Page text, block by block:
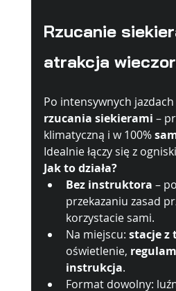
Rzucanie
atrakcja
Po intensywnych
rzucania siekierami –
klimatyczną i w 100%
Idealnie łączy się z
Jak to działa?
Bez instruktora –
przekazaniu zasad
korzystacie sami.
Na miejscu: stacje z
oświetlenie,
instrukcja.
Format dowolny: